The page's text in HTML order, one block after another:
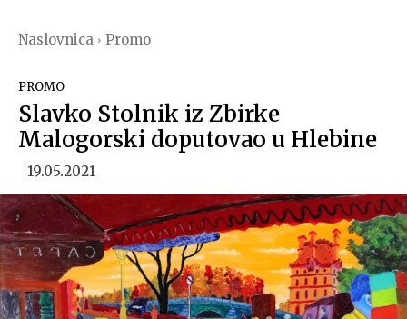
Naslovnica Promo
PROMO
Slavko Stolnik iz Zbirke
Malogorski doputovao u Hlebine
19.05.2021